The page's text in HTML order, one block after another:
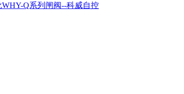
Q系列闸阀--科威自控